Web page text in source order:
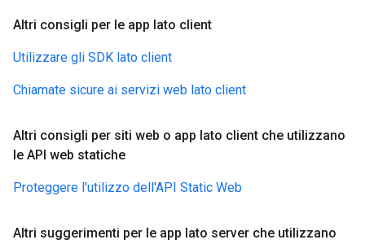
Altri consigli per le app lato client
Utilizzare gli SDK lato client
Chiamate sicure ai servizi web lato client
Altri consigli per siti web o app lato client che utilizzano
le API web statiche
Proteggere l'utilizzo dell'API Static Web
Altri suggerimenti per le app lato server che utilizzano